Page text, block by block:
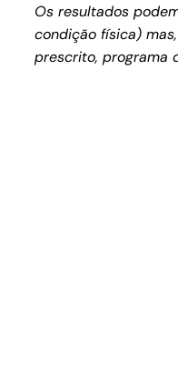
Os resultados
condição física)
prescrito, programa